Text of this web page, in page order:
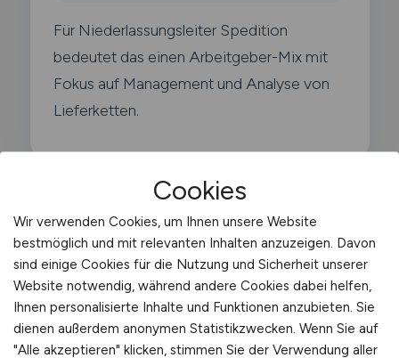
Für Niederlassungsleiter Spedition
bedeutet das einen Arbeitgeber-Mix mit
Fokus auf Management und Analyse von
Lieferketten.
Typische Arbeitgeber in
Wilhelmshaven
Der Arbeitsmarkt für Niederlassungsleiter
Spedition in Wilhelmshaven wird von
Cookies
Wir verwenden Cookies, um Ihnen unsere Website
bestmöglich und mit relevanten Inhalten anzuzeigen. Davon
sind einige Cookies für die Nutzung und Sicherheit unserer
Website notwendig, während andere Cookies dabei helfen,
Ihnen personalisierte Inhalte und Funktionen anzubieten. Sie
dienen außerdem anonymen Statistikzwecken. Wenn Sie auf
"Alle akzeptieren" klicken, stimmen Sie der Verwendung aller